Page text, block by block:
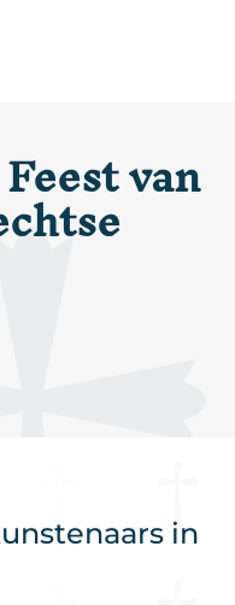
van
in